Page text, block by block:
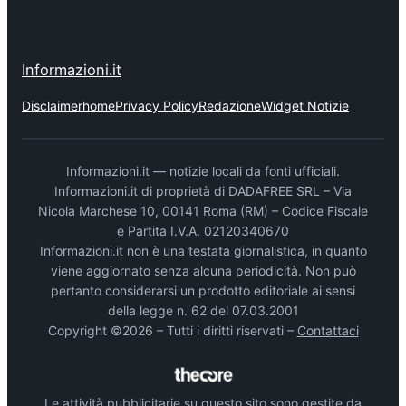
Informazioni.it
DisclaimerhomePrivacy PolicyRedazioneWidget Notizie
Informazioni.it — notizie locali da fonti ufficiali.
Informazioni.it di proprietà di DADAFREE SRL – Via
Nicola Marchese 10, 00141 Roma (RM) – Codice Fiscale
e Partita I.V.A. 02120340670
Informazioni.it non è una testata giornalistica, in quanto
viene aggiornato senza alcuna periodicità. Non può
pertanto considerarsi un prodotto editoriale ai sensi
della legge n. 62 del 07.03.2001
Copyright ©2026 – Tutti i diritti riservati – Contattaci
Le attività pubblicitarie su questo sito sono gestite da